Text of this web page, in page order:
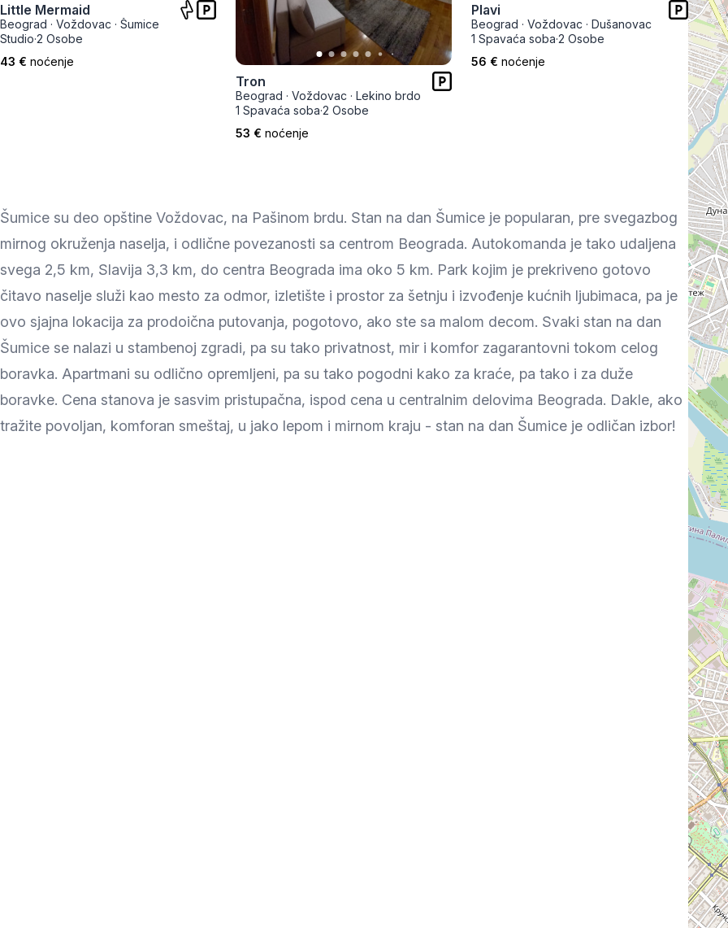
Zlatar Prokuplje
Little Mermaid
Beograd · Voždovac · Šumice
Studio·2 Osobe
43 € noćenje
Tron
Beograd · Voždovac · Lekino brdo
1 Spavaća soba·2 Osobe
53 € noćenje
Plavi
Beograd · Voždovac · Dušanovac
1 Spavaća soba·2 Osobe
56 € noćenje
Šumice su deo opštine Voždovac, na Pašinom brdu. Stan na dan Šumice je popularan, pre svegazbog
mirnog okruženja naselja, i odlične povezanosti sa centrom Beograda. Autokomanda je tako udaljena
svega 2,5 km, Slavija 3,3 km, do centra Beograda ima oko 5 km. Park kojim je prekriveno gotovo
čitavo naselje služi kao mesto za odmor, izletište i prostor za šetnju i izvođenje kućnih ljubimaca, pa je
ovo sjajna lokacija za prodoična putovanja, pogotovo, ako ste sa malom decom. Svaki stan na dan
Šumice se nalazi u stambenoj zgradi, pa su tako privatnost, mir i komfor zagarantovni tokom celog
boravka. Apartmani su odlično opremljeni, pa su tako pogodni kako za kraće, pa tako i za duže
boravke. Cena stanova je sasvim pristupačna, ispod cena u centralnim delovima Beograda. Dakle, ako
tražite povoljan, komforan smeštaj, u jako lepom i mirnom kraju - stan na dan Šumice je odličan izbor!